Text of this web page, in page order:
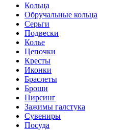
Кольца
Обручальные кольца
Серьги
Подвески
Колье
Цепочки
Кресты
Иконки
Браслеты
Броши
Пирсинг
Зажимы галстука
Сувениры
Посуда